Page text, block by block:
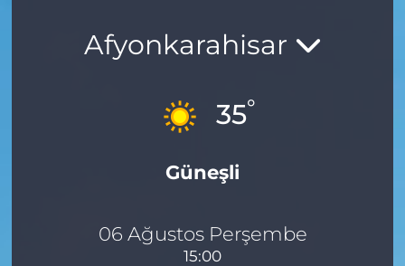
Afyonkarahisar
35°
Güneşli
06 Ağustos Perşembe
15:00